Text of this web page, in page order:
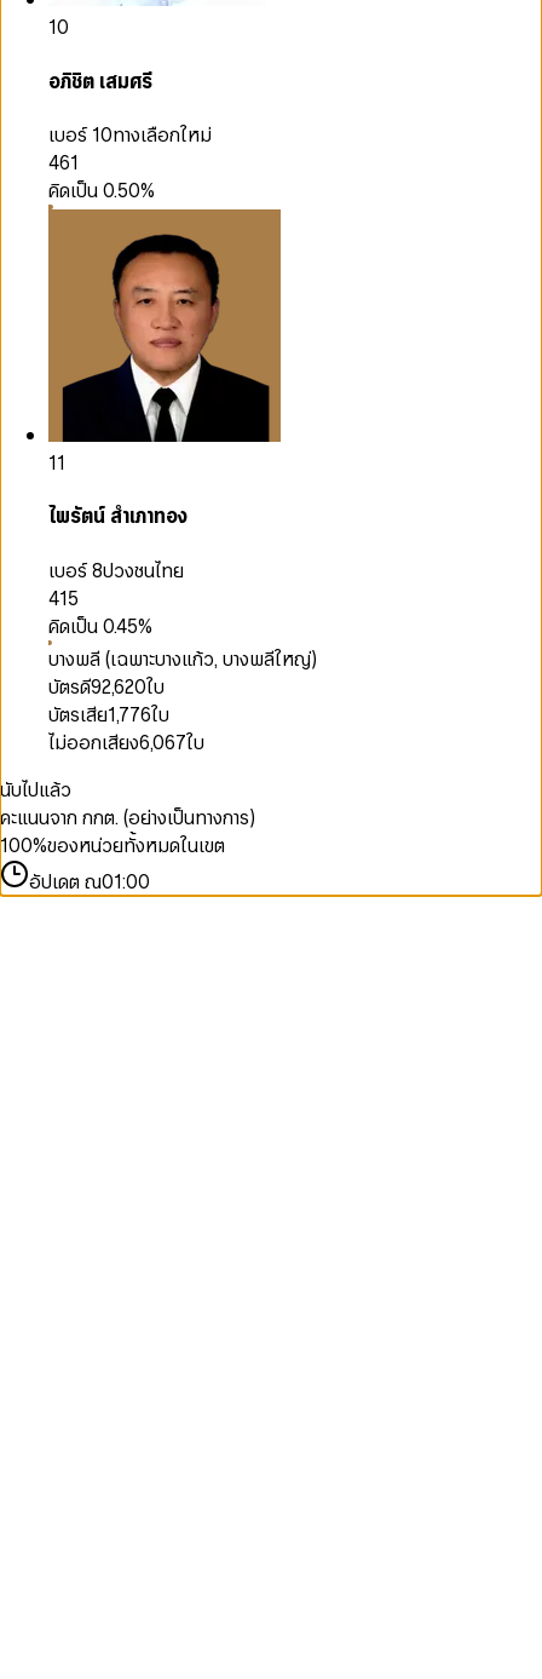
10
อภิชิต เสมศรี
เบอร์ 10ทางเลือกใหม่
461
คิดเป็น0.50%
11
ไพรัตน์ สำเภาทอง
เบอร์ 8ปวงชนไทย
415
คิดเป็น0.45%
บางพลี (เฉพาะบางแก้ว, บางพลีใหญ่)
บัตรดี92,620ใบ
บัตรเสีย1,776ใบ
ไม่ออกเสียง6,067ใบ
นับไปแล้ว
คะแนนจาก กกต. (อย่างเป็นทางการ)
100%ของหน่วยทั้งหมดในเขต
อัปเดต ณ01:00